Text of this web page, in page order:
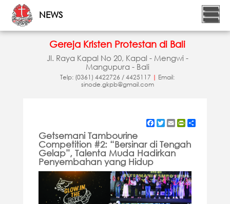
NEWS
Gereja Kristen Protestan di Bali
Jl. Raya Kapal No 20, Kapal - Mengwi -
Mangupura - Bali
Telp: (0361) 4422726 / 4425117 | Email:
sinode.gkpb@gmail.com
Facebook
Twitter
EmailPrintFriendly
Getsemani Tambourine
Competition #2: “Bersinar di Tengah
Gelap”, Talenta Muda Hadirkan
Penyembahan yang Hidup